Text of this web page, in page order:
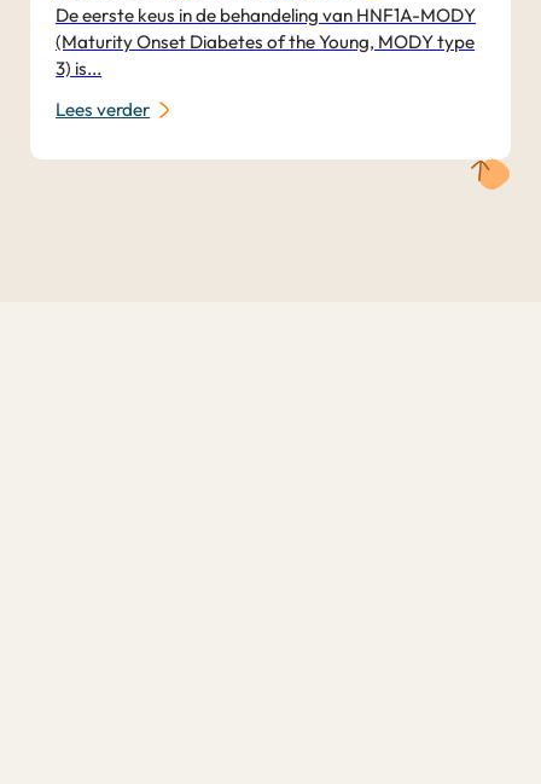
De eerste keus in de behandeling van HNF1A-MODY
(Maturity Onset Diabetes of the Young, MODY type
3) is...
Lees verder